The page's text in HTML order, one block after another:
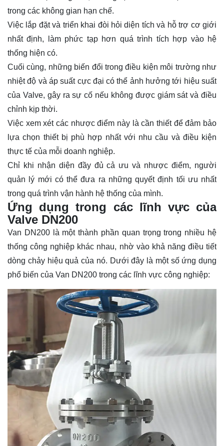
trong các không gian hạn chế.
Việc lắp đặt và triển khai đòi hỏi diện tích và hỗ trợ cơ giới
nhất định, làm phức tạp hơn quá trình tích hợp vào hệ
thống hiện có.
Cuối cùng, những biến đổi trong điều kiện môi trường như
nhiệt độ và áp suất cực đại có thể ảnh hưởng tới hiệu suất
của Valve, gây ra sự cố nếu không được giám sát và điều
chỉnh kịp thời.
Việc xem xét các nhược điểm này là cần thiết để đảm bảo
lựa chọn thiết bị phù hợp nhất với nhu cầu và điều kiện
thực tế của mỗi doanh nghiệp.
Chỉ khi nhận diện đầy đủ cả ưu và nhược điểm, người
quản lý mới có thể đưa ra những quyết định tối ưu nhất
trong quá trình vận hành hệ thống của mình.
Ứng dụng trong các lĩnh vực của
Valve DN200
Van DN200 là một thành phần quan trọng trong nhiều hệ
thống công nghiệp khác nhau, nhờ vào khả năng điều tiết
dòng chảy hiệu quả của nó. Dưới đây là một số ứng dụng
phổ biến của Van DN200 trong các lĩnh vực công nghiệp: